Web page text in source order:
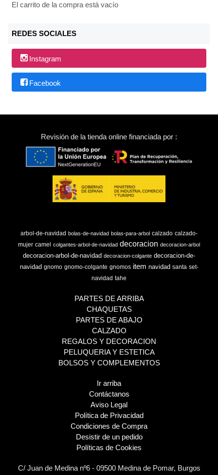
El carrito de la compra está vacío
REDES SOCIALES
Instagram
Facebook
Revisión de la tienda online financiada por :
arbol-de-navidad bolas-de-navidad bolas-para-arbol calzado calzado-
mujer camel colgantes-arbol-de-navidad decoracion decoracion-arbol
decoracion-arbol-de-navidad decoracion-colgante decoracion-de-
navidad gnomo gnomo-colgante gnomos item navidad santa set-
navidad tahe
PARTES DE ARRIBA
CHAQUETAS
PARTES DE ABAJO
CALZADO
REGALOS Y DECORACION
PELUQUERIA Y ESTETICA
BOLSOS Y COMPLEMENTOS
Ir arriba
Contáctanos
Aviso Legal
Política de Privacidad
Condiciones de Compra
Desistir de un pedido
Políticas de Cookies
C/ Juan de Medina nº6 - 09500 Medina de Pomar, Burgos